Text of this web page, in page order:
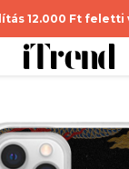
12.000 Ft